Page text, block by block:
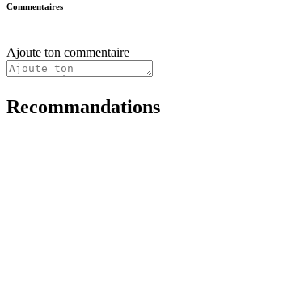
Commentaires
Ajoute ton commentaire
Recommandations